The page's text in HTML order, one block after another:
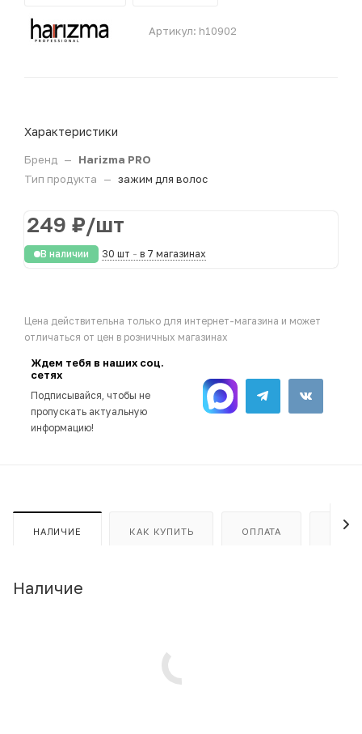
Артикул: h10902
Характеристики
Бренд —
Harizma PRO
Тип продукта
— зажим для волос
249 ₽/шт
В наличии 30 шт - в 7 магазинах
Цена действительна только для интернет-магазина и может
отличаться от цен в розничных магазинах
Ждем тебя в наших соц.
сетях
Подписывайся, чтобы не
пропускать актуальную
информацию!
НАЛИЧИЕ КАК КУПИТЬ ОПЛАТА
Наличие